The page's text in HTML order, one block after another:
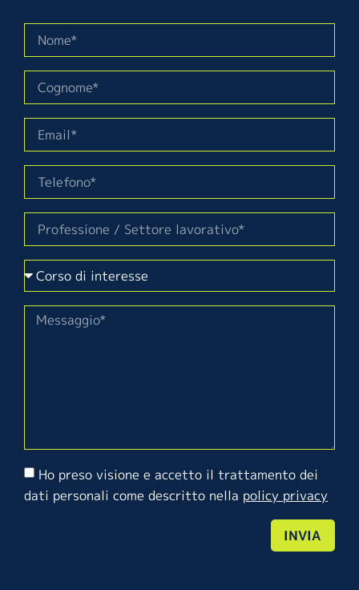
Ho preso visione e accetto il trattamento dei
dati personali come descritto nella policy privacy
INVIA